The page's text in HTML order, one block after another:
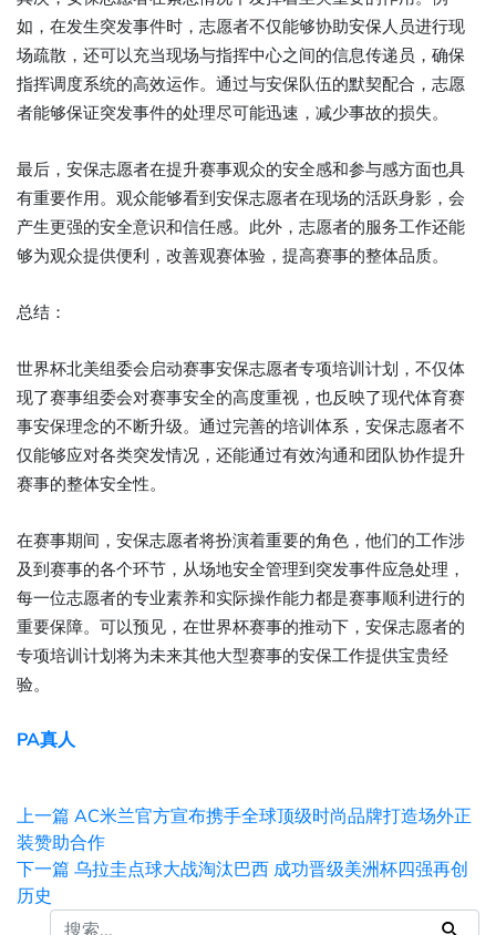
如，在发生突发事件时，志愿者不仅能够协助安保人员进行现
场疏散，还可以充当现场与指挥中心之间的信息传递员，确保
指挥调度系统的高效运作。通过与安保队伍的默契配合，志愿
者能够保证突发事件的处理尽可能迅速，减少事故的损失。
最后，安保志愿者在提升赛事观众的安全感和参与感方面也具
有重要作用。观众能够看到安保志愿者在现场的活跃身影，会
产生更强的安全意识和信任感。此外，志愿者的服务工作还能
够为观众提供便利，改善观赛体验，提高赛事的整体品质。
总结：
世界杯北美组委会启动赛事安保志愿者专项培训计划，不仅体
现了赛事组委会对赛事安全的高度重视，也反映了现代体育赛
事安保理念的不断升级。通过完善的培训体系，安保志愿者不
仅能够应对各类突发情况，还能通过有效沟通和团队协作提升
赛事的整体安全性。
在赛事期间，安保志愿者将扮演着重要的角色，他们的工作涉
及到赛事的各个环节，从场地安全管理到突发事件应急处理，
每一位志愿者的专业素养和实际操作能力都是赛事顺利进行的
重要保障。可以预见，在世界杯赛事的推动下，安保志愿者的
专项培训计划将为未来其他大型赛事的安保工作提供宝贵经
验。
PA真人
上一篇 AC米兰官方宣布携手全球顶级时尚品牌打造场外正
装赞助合作
下一篇 乌拉圭点球大战淘汰巴西 成功晋级美洲杯四强再创
历史